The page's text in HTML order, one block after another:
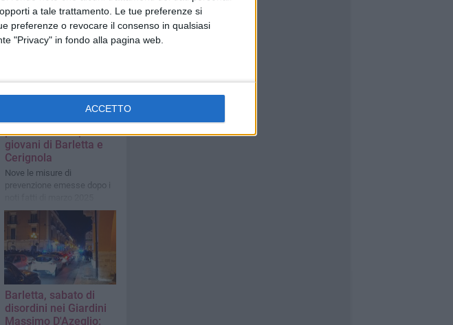
a tale trattamento. Le tue preferenze si
preferenze o revocare il consenso in qualsiasi
"Privacy" in fondo alla pagina web.
ACCETTO
provvedimenti per
giovani di Barletta e
Cerignola
Nove le misure di
prevenzione emesse dopo i
Barletta, sabato di
disordini nei Giardini
Massimo D'Azeglio: